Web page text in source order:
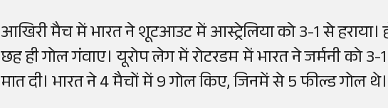
आखिरी मैच में भारत ने शूटआउट में आस्ट्रेलिया को 3-1 से हराया।
छह ही गोल गंवाए। यूरोप लेग में रोटरडम में भारत ने जर्मनी को
मात दी। भारत ने 4 मैचों में 9 गोल किए, जिनमें से 5 फील्ड गोल थे।